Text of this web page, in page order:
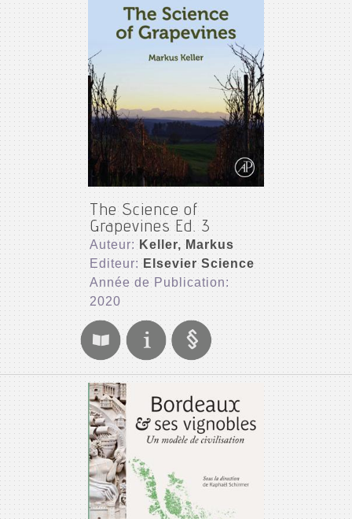
The Science of
Grapevines Ed. 3
Auteur: Keller, Markus
Editeur: Elsevier Science
Année de Publication:
2020